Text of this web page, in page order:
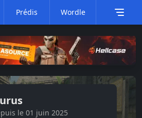
Prédis Wordle
le 01 juin 2025